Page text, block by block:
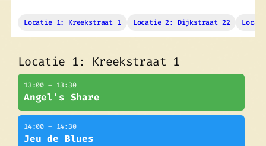
Locatie 1: Kreekstraat 1 Locatie 2: Dijkstraat 22
Locatie 1: Kreekstraat 1
13:00 – 13:30
Angel's Share
14:00 – 14:30
Jeu de Blues